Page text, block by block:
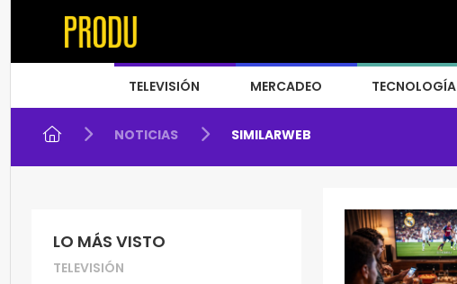
TELEVISIÓN MERCADEO TECNOLOGÍA
NOTICIAS SIMILARWEB
LO MÁS VISTO
TELEVISIÓN